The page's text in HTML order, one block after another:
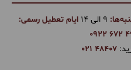
ایام تعطیل رسمی:
0922 672
021 48407